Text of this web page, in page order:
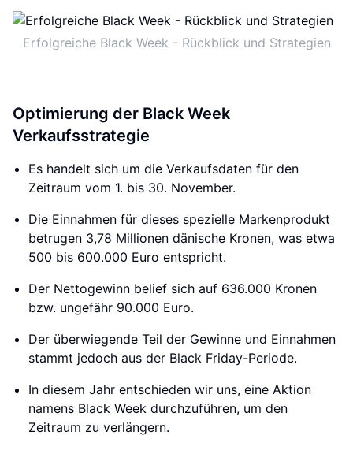
Erfolgreiche Black Week - Rückblick und Strategien
Optimierung der Black Week
Verkaufsstrategie
Es handelt sich um die Verkaufsdaten für den
Zeitraum vom 1. bis 30. November.
Die Einnahmen für dieses spezielle Markenprodukt
betrugen 3,78 Millionen dänische Kronen, was etwa
500 bis 600.000 Euro entspricht.
Der Nettogewinn belief sich auf 636.000 Kronen
bzw. ungefähr 90.000 Euro.
Der überwiegende Teil der Gewinne und Einnahmen
stammt jedoch aus der Black Friday-Periode.
In diesem Jahr entschieden wir uns, eine Aktion
namens Black Week durchzuführen, um den
Zeitraum zu verlängern.